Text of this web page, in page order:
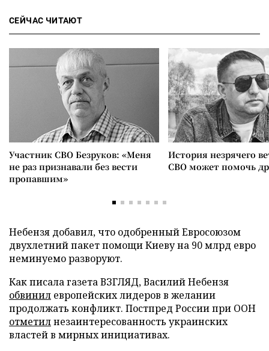
СЕЙЧАС ЧИТАЮТ
Участник СВО Безруков: «Меня
не раз признавали без вести
пропавшим»
История незрячего
СВО может помочь
Небензя добавил, что одобренный Евросоюзом
двухлетний пакет помощи Киеву на 90 млрд евро
неминуемо разворуют.
Как писала газета ВЗГЛЯД, Василий Небензя
обвинил европейских лидеров в желании
продолжать конфликт. Постпред России при ООН
отметилнезаинтересованность украинских
властей в мирных инициативах.